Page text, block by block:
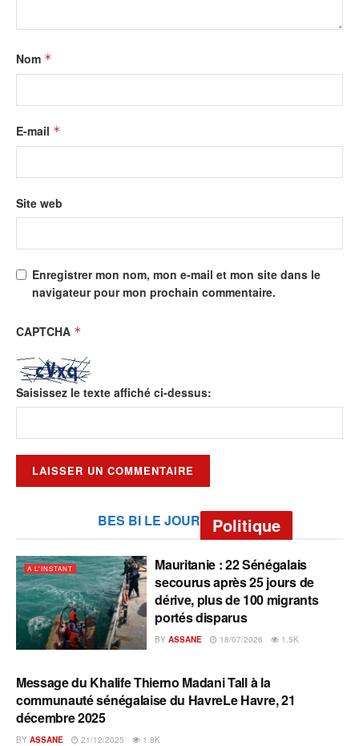
Nom *
E-mail *
Site web
Enregistrer mon nom, mon e-mail et mon site dans le
navigateur pour mon prochain commentaire.
CAPTCHA *
Saisissez le texte affiché ci-dessus:
BES BI LE JOUR Politique
A L'INSTANT
Mauritanie : 22 Sénégalais
secourus après 25 jours de
dérive, plus de 100 migrants
portés disparus
BY ASSANE 18/07/2026 1.5K
A L'INSTANT
Message du Khalife Thierno Madani Tall à la
communauté sénégalaise du HavreLe Havre, 21
décembre 2025
BY ASSANE 21/12/2025 1.8K